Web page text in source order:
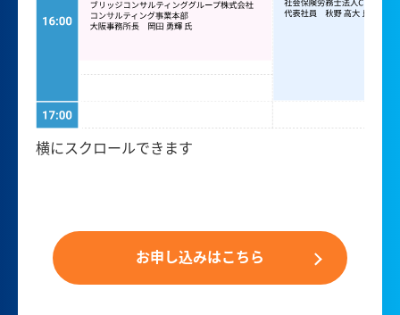
横にスクロールできます
お申し込みはこちら